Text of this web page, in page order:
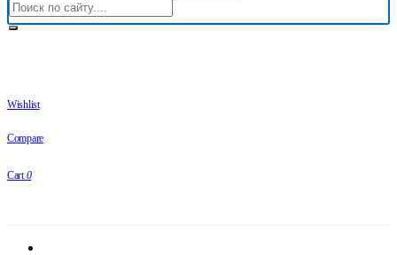
Wishlist
Compare
Cart 0